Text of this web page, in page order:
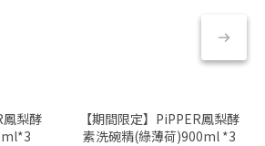
鳳梨酵
【期間限定】PiPPER鳳梨酵
素洗碗精(綠薄荷)900ml *3